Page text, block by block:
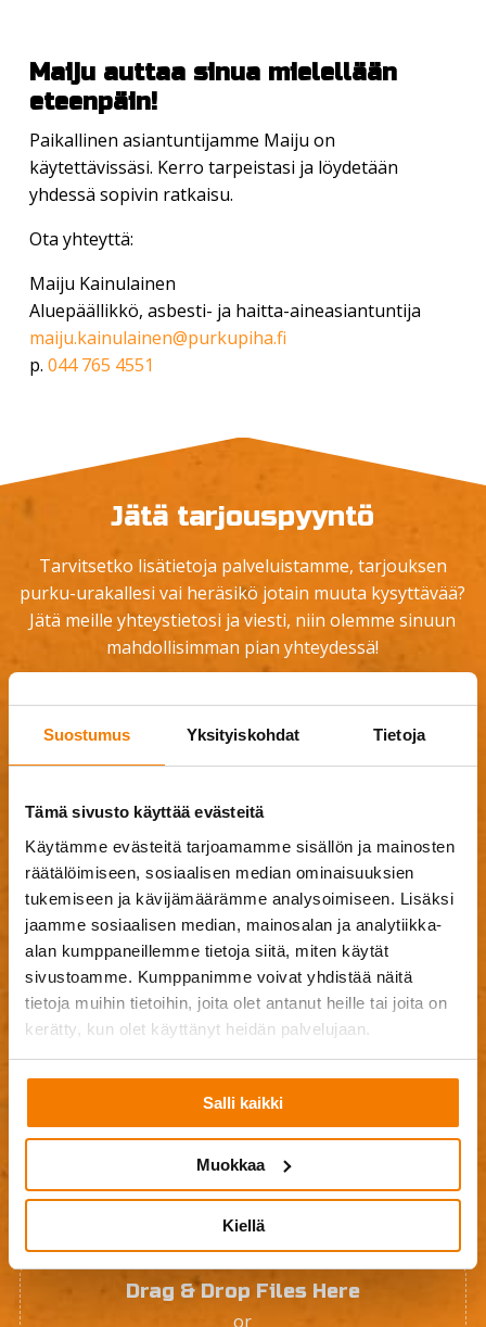
Suostumus Yksityiskohdat Tietoja
Tämä sivusto käyttää evästeitä
Käytämme evästeitä tarjoamamme sisällön ja mainosten
räätälöimiseen, sosiaalisen median ominaisuuksien
tukemiseen ja kävijämäärämme analysoimiseen. Lisäksi
jaamme sosiaalisen median, mainosalan ja analytiikka-
alan kumppaneillemme tietoja siitä, miten käytät
sivustoamme. Kumppanimme voivat yhdistää näitä
tietoja muihin tietoihin, joita olet antanut heille tai joita on
kerätty, kun olet käyttänyt heidän palvelujaan.
Salli kaikki
Muokkaa
Kiellä
Maiju auttaa sinua mielellään
eteenpäin!
Paikallinen asiantuntijamme Maiju on
käytettävissäsi. Kerro tarpeistasi ja löydetään
yhdessä sopivin ratkaisu.
Ota yhteyttä:
Maiju Kainulainen
Aluepäällikkö, asbesti- ja haitta-aineasiantuntija
maiju.kainulainen@purkupiha.fi
p.044 765 4551
Jätä tarjouspyyntö
Tarvitsetko lisätietoja palveluistamme, tarjouksen
purku-urakallesi vai heräsikö jotain muuta kysyttävää?
Jätä meille yhteystietosi ja viesti, niin olemme sinuun
mahdollisimman pian yhteydessä!
Drag & Drop Files Here
or